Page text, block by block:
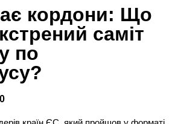
кордони: Що
саміт
по